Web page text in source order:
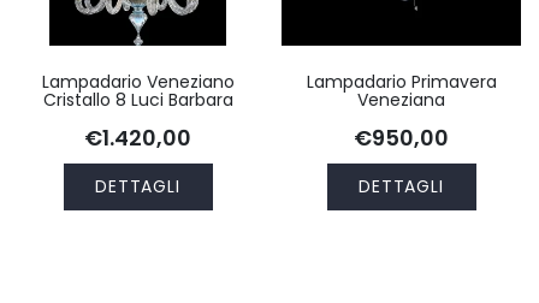
Lampadario Veneziano
Cristallo 8 Luci Barbara
€1.420,00
DETTAGLI
Lampadario Primavera
Veneziana
€950,00
DETTAGLI